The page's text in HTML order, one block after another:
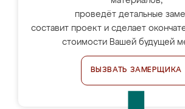
проведёт детальные
составит проект и сделает
стоимости Вашей будущей
ВЫЗВАТЬ ЗАМЕРЩИКА